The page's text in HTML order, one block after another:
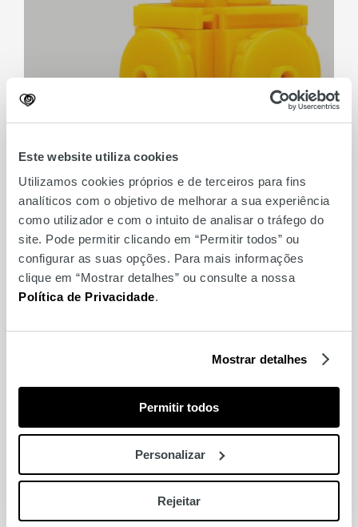
Este website utiliza cookies
Utilizamos cookies próprios e de terceiros para fins
analíticos com o objetivo de melhorar a sua experiência
como utilizador e com o intuito de analisar o tráfego do
site. Pode permitir clicando em “Permitir todos” ou
configurar as suas opções. Para mais informações
clique em “Mostrar detalhes” ou consulte a nossa
Política de Privacidade.
Mostrar detalhes
Permitir todos
Personalizar
Rejeitar
Make & Take Troféu
Mundial FNAC
Yoga no Ponto Alto de
Lisboa